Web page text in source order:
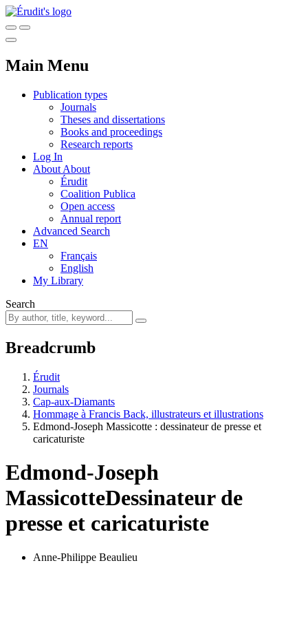
Main Menu
Publication types
Journals
Theses and dissertations
Books and proceedings
Research reports
Log In
About About
Érudit
Coalition Publica
Open access
Annual report
Advanced Search
EN
Français
English
My Library
Search
Breadcrumb
Érudit
Journals
Cap-aux-Diamants
Hommage à Francis Back, illustrateurs et illustrations
Edmond-Joseph Massicotte : dessinateur de presse et
caricaturiste
Edmond-Joseph
MassicotteDessinateur de
presse et caricaturiste
Anne-Philippe Beaulieu